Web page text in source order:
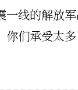
一线的解放
你们承受太